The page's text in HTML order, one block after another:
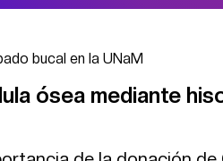
bucal en la UNaM
ósea mediante